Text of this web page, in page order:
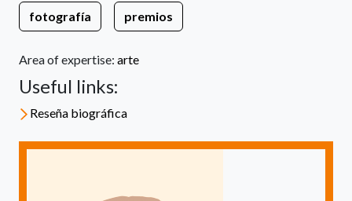
fotografía premios
Area of expertise: arte
Useful links:
Reseña biográfica